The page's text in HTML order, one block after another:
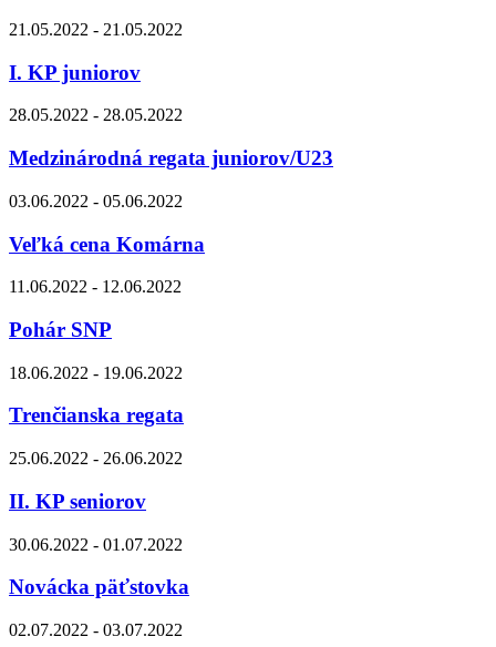
21.05.2022 - 21.05.2022
I. KP juniorov
28.05.2022 - 28.05.2022
Medzinárodná regata juniorov/U23
03.06.2022 - 05.06.2022
Veľká cena Komárna
11.06.2022 - 12.06.2022
Pohár SNP
18.06.2022 - 19.06.2022
Trenčianska regata
25.06.2022 - 26.06.2022
II. KP seniorov
30.06.2022 - 01.07.2022
Novácka päťstovka
02.07.2022 - 03.07.2022